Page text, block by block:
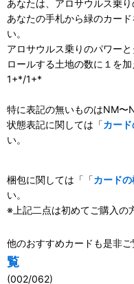
あなたは、アロサウルス乗
あなたの手札から緑のカー
い。
アロサウルス乗りのパワー
ロールする土地の数に１を加
1+*/1+*
特に表記の無いものはNM〜
状態表記に関しては「カー
い。
梱包に関しては「「カード
い。
※上記二点は初めてご購入の
他のおすすめカードも是非
覧
(002/062)